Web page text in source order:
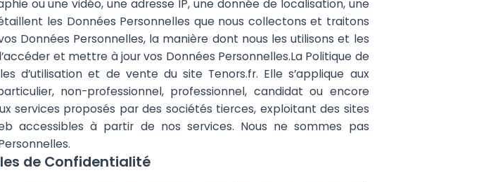
ou une vidéo, une adresse IP, une donnée de localisation, une
les Données Personnelles que nous collectons et traitons
Données Personnelles, la manière dont nous les utilisons et les
et mettre à jour vos Données Personnelles.La Politique de
d’utilisation et de vente du site Tenors.fr. Elle s’applique aux
non-professionnel, professionnel, candidat ou encore
services proposés par des sociétés tierces, exploitant des sites
accessibles à partir de nos services. Nous ne sommes pas
de Confidentialité